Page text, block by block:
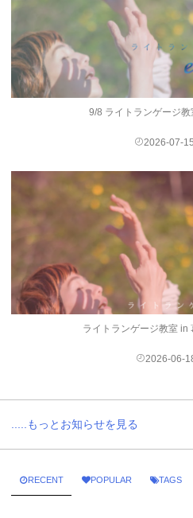
9/8 ライトランゲージ
2026-07-
ライトランゲージ教室
2026-06-
.....もっとお知らせを見る
RECENT POPULAR TAGS